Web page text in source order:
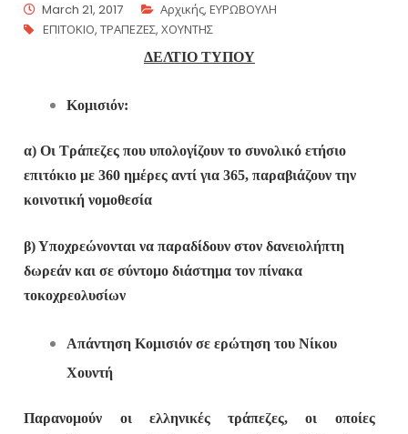
March 21, 2017 Αρχικής,ΕΥΡΩΒΟΥΛΗ
ΕΠΙΤΟΚΙΟ,ΤΡΑΠΕΖΕΣ,ΧΟΥΝΤΗΣ
ΔΕΛΤΙΟ ΤΥΠΟΥ
Κομισιόν:
α) Οι Τράπεζες που υπολογίζουν το συνολικό ετήσιο
επιτόκιο με 360 ημέρες αντί για 365, παραβιάζουν την
κοινοτική νομοθεσία
β) Υποχρεώνονται να παραδίδουν στον δανειολήπτη
δωρεάν και σε σύντομο διάστημα τον πίνακα
τοκοχρεολυσίων
Απάντηση Κομισιόν σε ερώτηση του Νίκου
Χουντή
Παρανομούν οι ελληνικές τράπεζες, οι οποίες